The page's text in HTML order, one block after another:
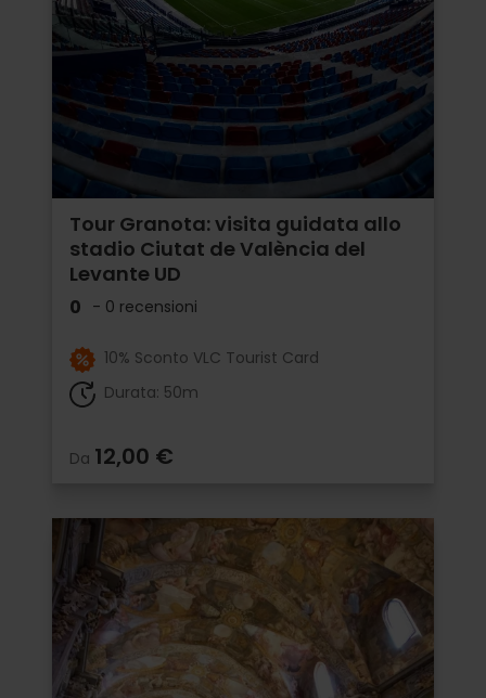
Tour Granota: visita guidata allo
stadio Ciutat de València del
Levante UD
0 - 0 recensioni
10% Sconto VLC Tourist Card
Durata: 50m
Da 12,00 €